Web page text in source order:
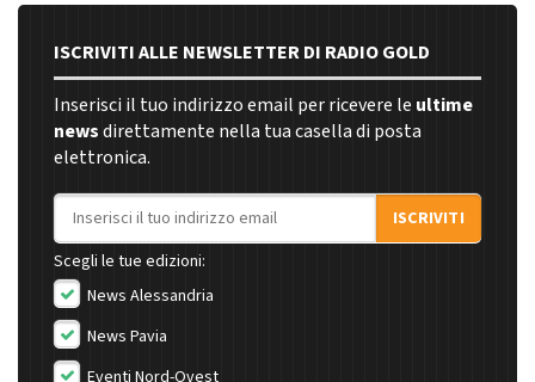
ISCRIVITI ALLE NEWSLETTER DI RADIO GOLD
Inserisci il tuo indirizzo email per ricevere le ultime
newsdirettamente nella tua casella di posta
elettronica.
Indirizzo email
ISCRIVITI
Scegli le tue edizioni:
News Alessandria
News Pavia